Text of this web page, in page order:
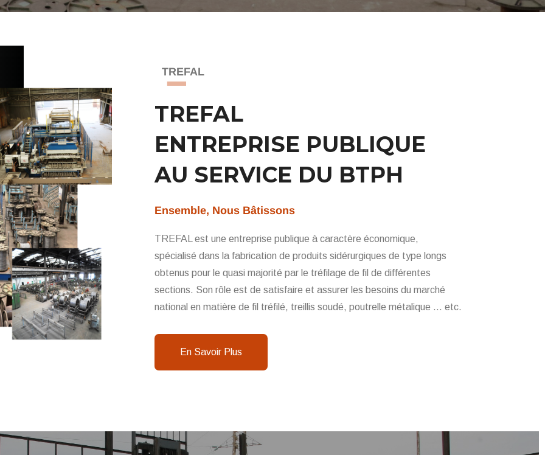
TREFAL
TREFAL
ENTREPRISE PUBLIQUE
AU SERVICE DU BTPH
Ensemble, Nous Bâtissons
TREFAL est une entreprise publique à caractère économique,
spécialisé dans la fabrication de produits sidérurgiques de type longs
obtenus pour le quasi majorité par le tréfilage de fil de différentes
sections. Son rôle est de satisfaire et assurer les besoins du marché
national en matière de fil tréfilé, treillis soudé, poutrelle métalique … etc.
En Savoir Plus